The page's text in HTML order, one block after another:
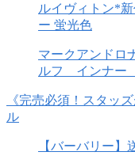
ルイヴィトン*
ー 蛍光色
マークアンド
ルフ インナー
《完売必須！スタッ
ル
【バーバリー